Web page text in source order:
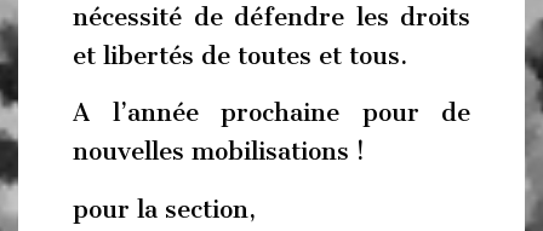
nécessité de défendre les droits
et libertés de toutes et tous.
A l’année prochaine pour de
nouvelles mobilisations !
pour la section,